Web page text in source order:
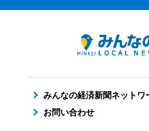
みんなの経済新聞ネットワ
お問い合わせ